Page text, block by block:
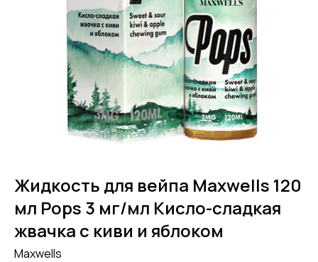
Жидкость для вейпа Maxwells 120
мл Pops 3 мг/мл Кисло-сладкая
жвачка с киви и яблоком
Maxwells